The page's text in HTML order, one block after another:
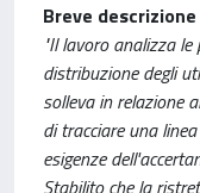
Breve
"Il lavoro analizza
distribuzione degli
solleva in relazione
di tracciare una
esigenze
Stabilito che la